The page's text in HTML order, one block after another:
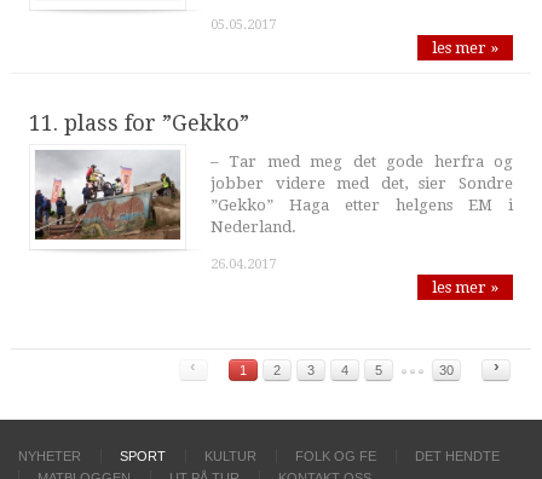
05.05.2017
les mer »
11. plass for ”Gekko”
– Tar med meg det gode herfra og
jobber videre med det, sier Sondre
”Gekko” Haga etter helgens EM i
Nederland.
26.04.2017
les mer »
‹ 1 2 3 4 5 30 ›
NYHETER SPORT KULTUR FOLK OG FE
DET HENDTE